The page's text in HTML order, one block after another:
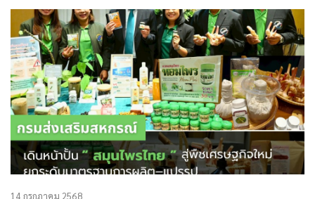
กรกฏาคม ถึง 3 สิงหาคม
14 กรกฎาคม 2568